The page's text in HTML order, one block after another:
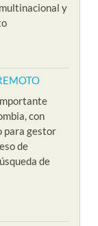
y
con
para gestor
de
de